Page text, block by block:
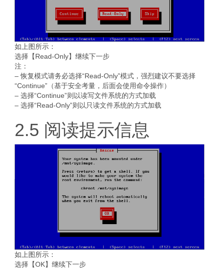
如上图所示：
选择【Read-Only】继续下一步
注：
– 恢复模式请务必选择“Read-Only”模式，强烈建议不要选择
“Continue”（基于安全考量，后面会使用命令操作）
– 选择“Continue”则以读写文件系统的方式加载
– 选择“Read-Only”则以只读文件系统的方式加载
2.5 阅读提示信息
如上图所示：
选择【OK】继续下一步